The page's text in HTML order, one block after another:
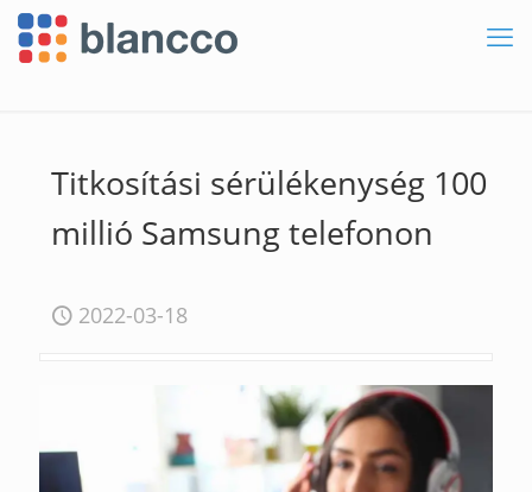
Titkosítási sérülékenység 100
millió Samsung telefonon
2022-03-18